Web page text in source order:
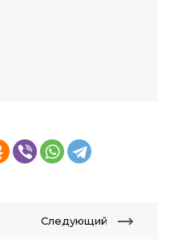
Следующий